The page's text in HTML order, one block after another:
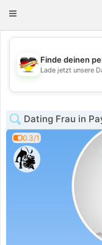
Toggle
💖
Finde deinen
Lade jetzt unsere
Dating Frau in
0.3/1